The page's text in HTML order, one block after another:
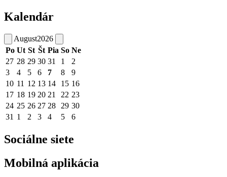
Kalendár
August2026
Po Ut St Št Pia So Ne
27 28 29 30 31 1
2
3
4 5 6 7 8
9
10 11 12 13 14 15 16
17 18 19 20 21 22 23
24 25 26 27 28 29 30
31 1 2 3 4 5 6
Sociálne siete
Mobilná aplikácia